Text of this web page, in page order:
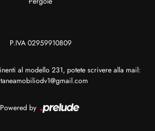
P.IVA 02959910809
al modello 231, potete scrivere alla mail:
Powered by